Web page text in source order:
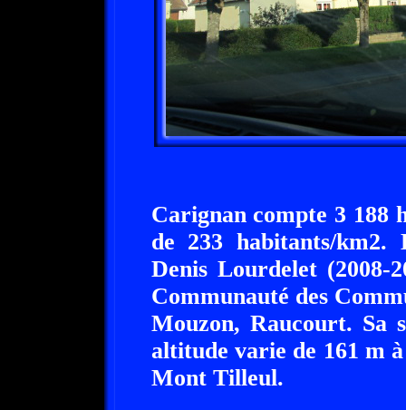
Carignan compte 3 188
de 233 habitants/
Denis Lourdelet
Communauté des
Mouzon, Raucourt. Sa
altitude varie de 161 m
Mont Tilleul.